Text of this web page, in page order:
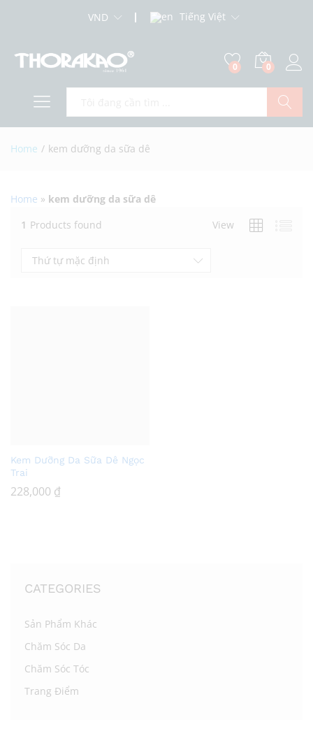
VND Tiếng Việt
0 0
Search
Home / kem dưỡng da sữa dê
Home » kem dưỡng da sữa dê
1 Products found View
Thứ tự mặc định
Add
Kem Dưỡng Da Sữa Dê Ngọc
Trai
228,000 ₫
CATEGORIES
Sản Phẩm Khác
Chăm Sóc Da
Chăm Sóc Tóc
Trang Điểm